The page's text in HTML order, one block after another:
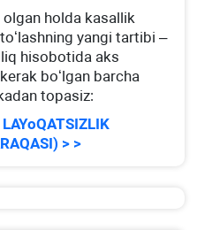
holda kasallik
yangi tartibi –
hisobotida aks
boʻlgan barcha
topasiz:
> >